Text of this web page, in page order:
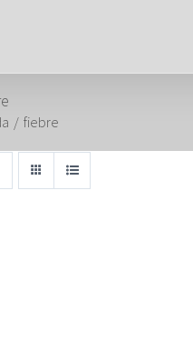
/ fiebre